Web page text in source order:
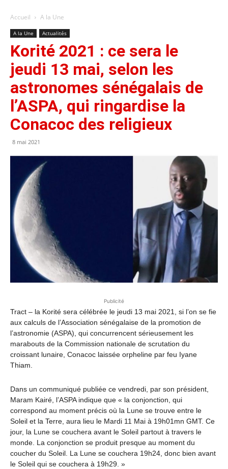
Accueil A la Une
A la Une Actualités
Korité 2021 : ce sera le
jeudi 13 mai, selon les
astronomes sénégalais de
l’ASPA, qui ringardise la
Conacoc des religieux
8 mai 2021
Publicité
Tract – la Korité sera célébrée le jeudi 13 mai 2021, si l’on se fie
aux calculs de l’Association sénégalaise de la promotion de
l’astronomie (ASPA), qui concurrencent sérieusement les
marabouts de la Commission nationale de scrutation du
croissant lunaire, Conacoc laissée orpheline par feu Iyane
Thiam.
Dans un communiqué publiée ce vendredi, par son président,
Maram Kairé, l’ASPA indique que « la conjonction, qui
correspond au moment précis où la Lune se trouve entre le
Soleil et la Terre, aura lieu le Mardi 11 Mai à 19h01mn GMT. Ce
jour, la Lune se couchera avant le Soleil partout à travers le
monde. La conjonction se produit presque au moment du
coucher du Soleil. La Lune se couchera 19h24, donc bien avant
le Soleil qui se couchera à 19h29. »